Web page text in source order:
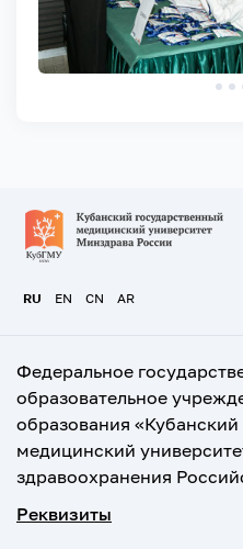
RU EN CN AR
Федеральное
образовательное
образования
медицинский
здравоохранения
Реквизиты